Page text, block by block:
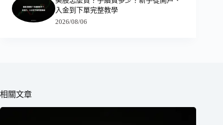
入金到下單完整教學
2026/08/06
相關文章